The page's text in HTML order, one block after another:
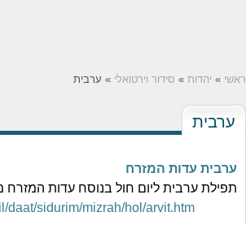
ראשי » יהדות » סידור וירטואלי » ערבית
ערבית
ערבית עדות המזרח
תפילת ערבית ליום חול בנוסח עדות
daat/sidurim/mizrah/hol/arvit.htm